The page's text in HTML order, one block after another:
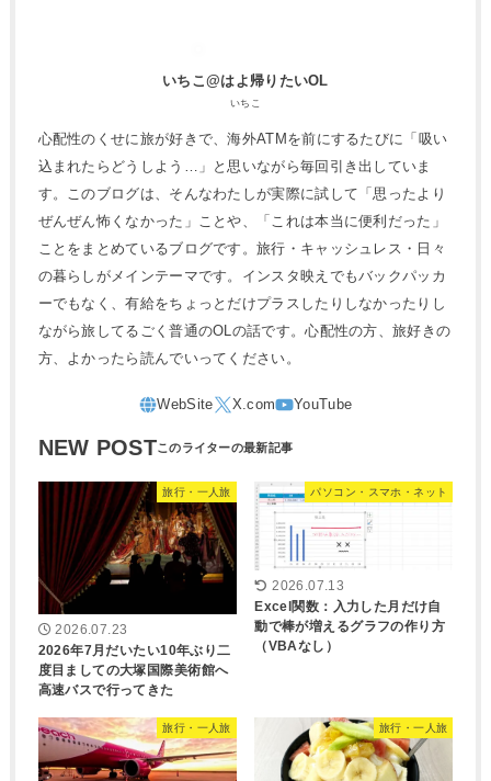
いちこ@はよ帰りたいOL
いちこ
心配性のくせに旅が好きで、海外ATMを前にするたびに「吸い
込まれたらどうしよう…」と思いながら毎回引き出していま
す。このブログは、そんなわたしが実際に試して「思ったより
ぜんぜん怖くなかった」ことや、「これは本当に便利だった」
ことをまとめているブログです。旅行・キャッシュレス・日々
の暮らしがメインテーマです。インスタ映えでもバックパッカ
ーでもなく、有給をちょっとだけプラスしたりしなかったりし
ながら旅してるごく普通のOLの話です。心配性の方、旅好きの
方、よかったら読んでいってください。
NEW POST
旅行・一人旅
2026.07.23
2026年7月だいたい10年ぶり二
度目ましての大塚国際美術館へ
高速バスで行ってきた
パソコン・スマホ・ネット
2026.07.13
Excel関数：入力した月だけ自
動で棒が増えるグラフの作り方
（VBAなし）
旅行・一人旅 旅行・一人旅